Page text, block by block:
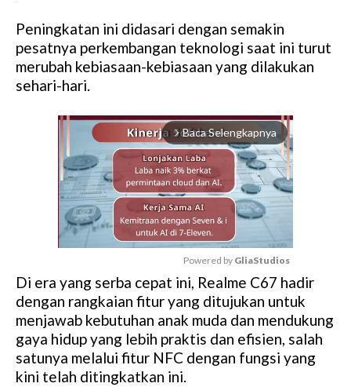
Peningkatan ini didasari dengan semakin
pesatnya perkembangan teknologi saat ini turut
merubah kebiasaan-kebiasaan yang dilakukan
sehari-hari.
arrow_forward_ios Baca Selengkapnya
M
u
t
e
Powered by GliaStudios
Di era yang serba cepat ini, Realme C67 hadir
dengan rangkaian fitur yang ditujukan untuk
menjawab kebutuhan anak muda dan mendukung
gaya hidup yang lebih praktis dan efisien, salah
satunya melalui fitur NFC dengan fungsi yang
kini telah ditingkatkan ini.